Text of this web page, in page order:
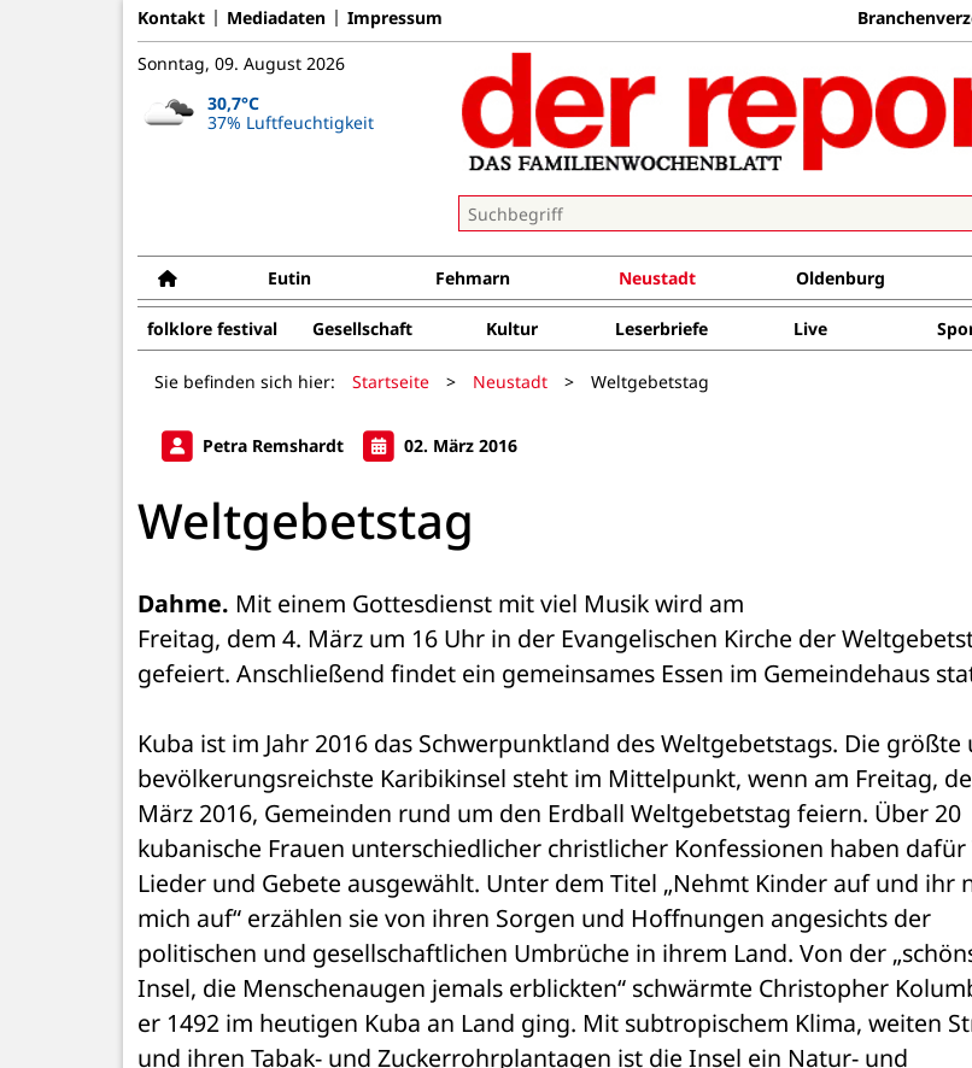
Kontakt Mediadaten Impressum
Sonntag, 09. August 2026
30,7°C
37% Luftfeuchtigkeit
Eutin Fehmarn Neustadt Oldenburg
folklore festival Gesellschaft Kultur Leserbriefe Live
Sie befinden sich hier: Startseite > Neustadt > Weltgebetstag
Petra Remshardt 02. März 2016
Weltgebetstag
Dahme. Mit einem Gottesdienst mit viel Musik wird am
Freitag, dem 4. März um 16 Uhr in der Evangelischen Kirche der
gefeiert. Anschließend findet ein gemeinsames Essen im Gemeindehaus
Kuba ist im Jahr 2016 das Schwerpunktland des Weltgebetstags. Die größte
bevölkerungsreichste Karibikinsel steht im Mittelpunkt, wenn am Freitag,
März 2016, Gemeinden rund um den Erdball Weltgebetstag feiern. Über 20
kubanische Frauen unterschiedlicher christlicher Konfessionen haben dafür
Lieder und Gebete ausgewählt. Unter dem Titel „Nehmt Kinder auf und ihr
mich auf“ erzählen sie von ihren Sorgen und Hoffnungen angesichts der
politischen und gesellschaftlichen Umbrüche in ihrem Land. Von der
Insel, die Menschenaugen jemals erblickten“ schwärmte Christopher
er 1492 im heutigen Kuba an Land ging. Mit subtropischem Klima, weiten
und ihren Tabak- und Zuckerrohrplantagen ist die Insel ein Natur- und